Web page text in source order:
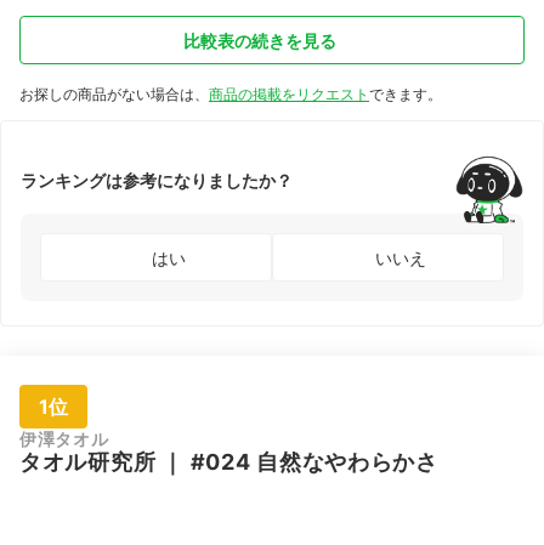
比較表の続きを見る
お探しの商品がない場合は、 商品の掲載をリクエスト できます。
ランキングは参考になりましたか？
はい いいえ
1位
伊澤タオル
タオル研究所 #024 自然なやわらかさ